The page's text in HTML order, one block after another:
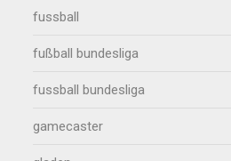
fussball
fußball bundesliga
fussball bundesliga
gamecaster